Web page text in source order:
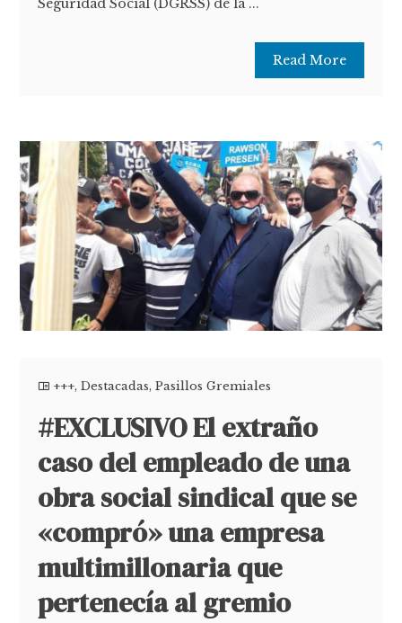
Seguridad Social (DGRSS) de la ...
Read More
+++,Destacadas,Pasillos Gremiales
#EXCLUSIVO El extraño
caso del empleado de una
obra social sindical que se
«compró» una empresa
multimillonaria que
pertenecía al gremio